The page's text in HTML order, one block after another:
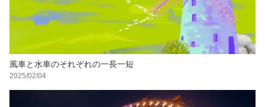
風車と水車のそれぞれの一長一短
2025/02/04